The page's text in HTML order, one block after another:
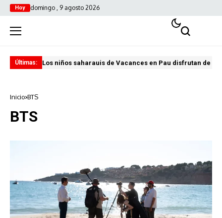
Hoy domingo , 9 agosto 2026
Últimas: Los niños saharauis de Vacances en Pau disfrutan de
Inicio BTS
BTS